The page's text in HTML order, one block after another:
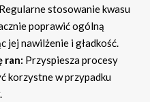
Regularne stosowanie kwasu
poprawić ogólną
jej nawilżenie i gładkość.
ran: Przyspiesza procesy
korzystne w przypadku